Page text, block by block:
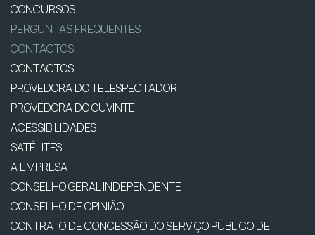
CONCURSOS
PERGUNTAS FREQUENTES
CONTACTOS
CONTACTOS
PROVEDORA DO TELESPECTADOR
PROVEDORA DO OUVINTE
ACESSIBILIDADES
SATÉLITES
A EMPRESA
CONSELHO GERAL INDEPENDENTE
CONSELHO DE OPINIÃO
CONTRATO DE CONCESSÃO DO SERVIÇO PÚBLICO DE